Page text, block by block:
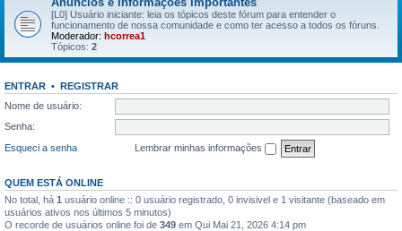
[L0] Usuário iniciante: leia os tópicos deste fórum para entender o
funcionamento de nossa comunidade e como ter acesso a todos os fóruns.
Moderador: hcorrea1
Tópicos: 2
ENTRAR • REGISTRAR
Nome de usuário:
Senha:
Esqueci a senha
Lembrar minhas informações
QUEM ESTÁ ONLINE
No total, há 1 usuário online :: 0 usuário registrado, 0 invisivel e 1 visitante (baseado em
usuários ativos nos últimos 5 minutos)
O recorde de usuários online foi de 349 em Qui Mai 21, 2026 4:14 pm